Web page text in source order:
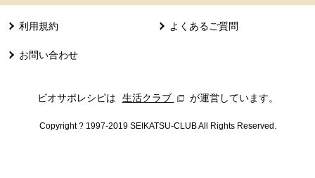
利用規約 よくあるご質問
お問い合わせ
ビオサポレシピは 生活クラブ 別のウィンドウで開きます。
が運営しています。
Copyright ? 1997-2019 SEIKATSU-CLUB All Rights Reserved.